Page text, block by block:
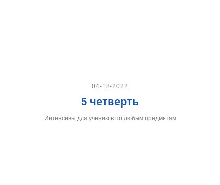
04-18-2022
5 четверть
Интенсивы для учеников по любым предметам